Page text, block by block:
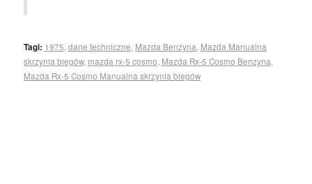
Tagi: 1975 dane techniczne Mazda Benzyna Mazda Manualna
skrzynia biegów, mazda rx-5 cosmo Mazda Rx-5 Cosmo Benzyna
Mazda Rx-5 Cosmo Manualna skrzynia biegów